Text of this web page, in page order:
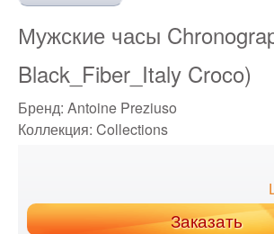
Мужские часы
Black_Fiber_Italy Croco)
Бренд: Antoine Preziuso
Коллекция: Collections
Заказать